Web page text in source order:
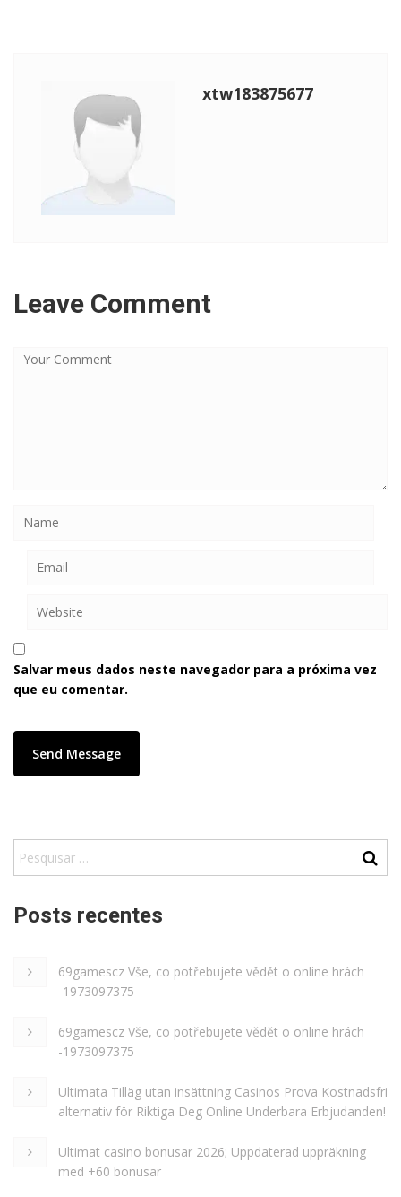
xtw183875677
Leave Comment
Salvar meus dados neste navegador para a próxima vez
que eu comentar.
Posts recentes
69gamescz Vše, co potřebujete vědět o online hrách
-1973097375
69gamescz Vše, co potřebujete vědět o online hrách
-1973097375
Ultimata Tilläg utan insättning Casinos Prova Kostnadsfri
alternativ för Riktiga Deg Online Underbara Erbjudanden!
Ultimat casino bonusar 2026; Uppdaterad uppräkning
med +60 bonusar